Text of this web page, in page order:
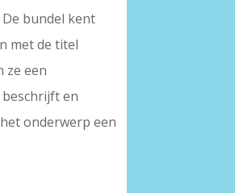
bundel kent
met de titel
ze een
en
onderwerp een